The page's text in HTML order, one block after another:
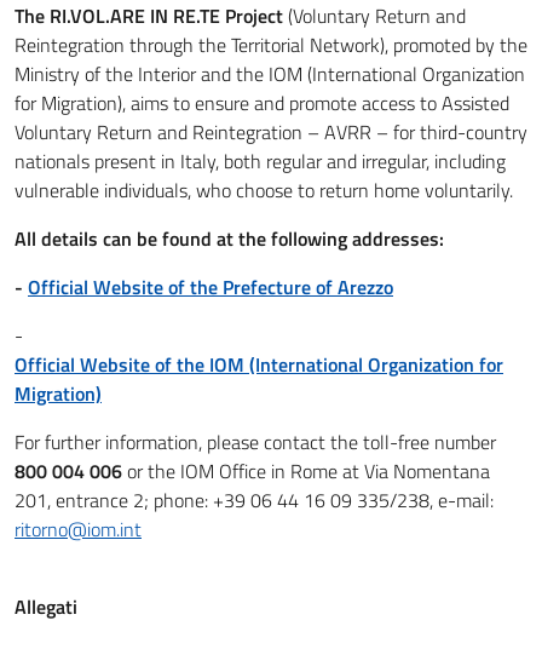
The RI.VOL.ARE IN RE.TE Project(Voluntary Return and
Reintegration through the Territorial Network), promoted by the
Ministry of the Interior and the IOM (International Organization
for Migration), aims to ensure and promote access to Assisted
Voluntary Return and Reintegration – AVRR – for third-country
nationals present in Italy, both regular and irregular, including
vulnerable individuals, who choose to return home voluntarily.
All details can be found at the following addresses:
- Official Website of the Prefecture of Arezzo
-
Official Website of the IOM (International Organization for
Migration)
For further information, please contact the toll-free number
800 004 006or the IOM Office in Rome at Via Nomentana
201, entrance 2; phone: +39 06 44 16 09 335/238, e-mail:
ritorno@iom.int
Allegati